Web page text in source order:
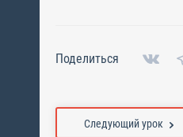
Поделиться
Следующий урок